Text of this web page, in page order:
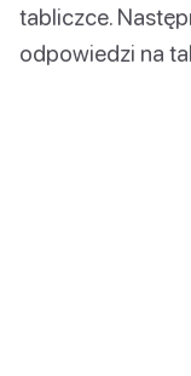
tabliczce.
odpowiedzi na